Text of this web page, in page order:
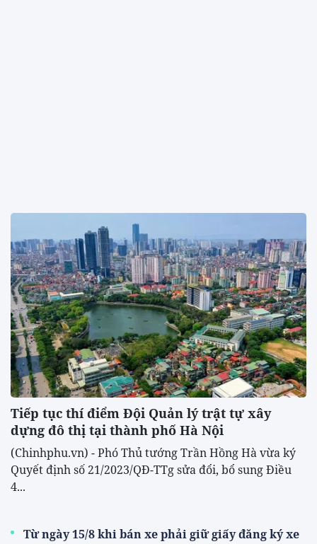
Tiếp tục thí điểm Đội Quản lý trật tự xây
dựng đô thị tại thành phố Hà Nội
(Chinhphu.vn) - Phó Thủ tướng Trần Hồng Hà vừa ký
Quyết định số 21/2023/QĐ-TTg sửa đổi, bổ sung Điều
4...
Từ ngày 15/8 khi bán xe phải giữ giấy đăng ký xe